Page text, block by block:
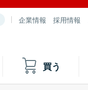
企業情報 採用情報
買う